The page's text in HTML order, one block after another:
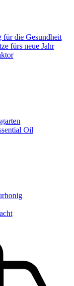
für die Gesundheit
fürs neue Jahr
Oil